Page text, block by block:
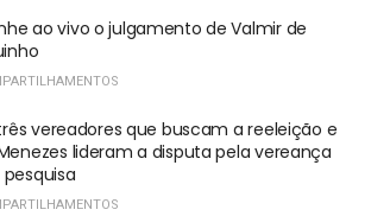
ao vivo o julgamento de Valmir de
vereadores que buscam a reeleição e
lideram a disputa pela vereança